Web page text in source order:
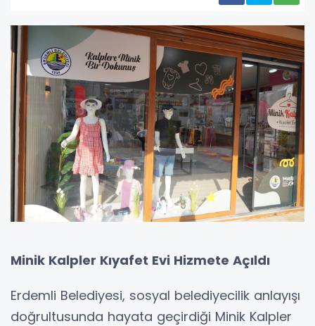
Minik Kalpler Kıyafet Evi Hizmete Açıldı
Erdemli Belediyesi, sosyal belediyecilik anlayışı
doğrultusunda hayata geçirdiği Minik Kalpler